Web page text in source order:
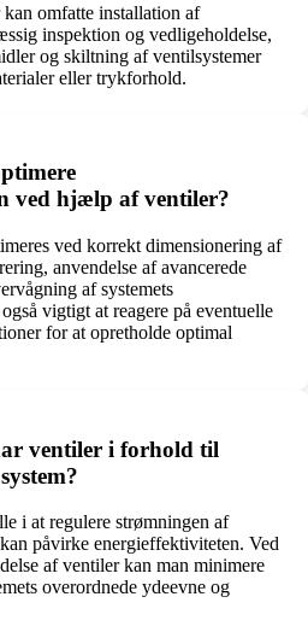
omfatte installation af
inspektion og vedligeholdelse,
og skiltning af ventilsystemer
eller trykforhold.
ved hjælp af ventiler?
ved korrekt dimensionering af
anvendelse af avancerede
af systemets
vigtigt at reagere på eventuelle
for at opretholde optimal
ventiler i forhold til
i at regulere strømningen af
påvirke energieffektiviteten. Ved
af ventiler kan man minimere
overordnede ydeevne og